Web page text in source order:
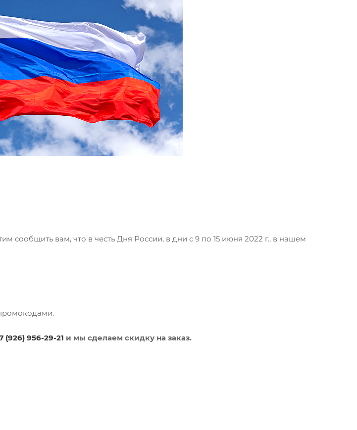
сообщить вам, что в честь Дня России, в дни с 9 по 15 июня 2022 г., в нашем
(926) 956-29-21 и мы сделаем скидку на заказ.